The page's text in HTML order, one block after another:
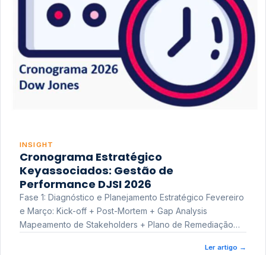
INSIGHT
Cronograma Estratégico
Keyassociados: Gestão de
Performance DJSI 2026
Fase 1: Diagnóstico e Planejamento Estratégico Fevereiro
e Março: Kick-off + Post-Mortem + Gap Analysis
Mapeamento de Stakeholders + Plano de Remediação
Ler artigo →